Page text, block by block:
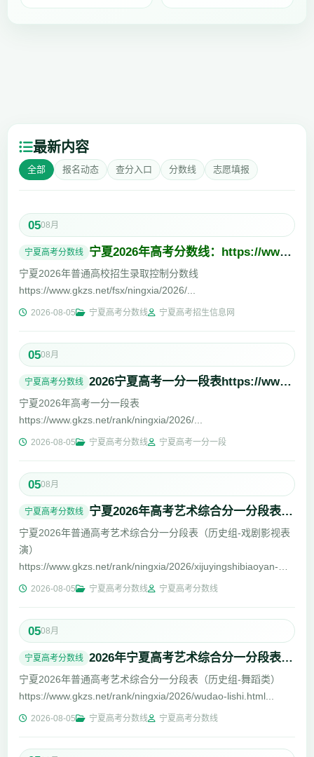
最新内容
全部 报名动态 查分入口 分数线 志愿填报
0508月
宁夏高考分数线 宁夏2026年高考分数线：https://www.gkzs.net/fsx/ningxia/2026/
宁夏2026年普通高校招生录取控制分数线
https://www.gkzs.net/fsx/ningxia/2026/...
2026-08-05 宁夏高考分数线 宁夏高考招生信息网
0508月
宁夏高考分数线 2026宁夏高考一分一段表https://www.gkzs.net/rank/ningxia/2026/
宁夏2026年高考一分一段表
https://www.gkzs.net/rank/ningxia/2026/...
2026-08-05 宁夏高考分数线 宁夏高考一分一段
0508月
宁夏高考分数线 宁夏2026年高考艺术综合分一分段表（历史组-戏剧影视表演）
宁夏2026年普通高考艺术综合分一分段表（历史组-戏剧影视表
演）
https://www.gkzs.net/rank/ningxia/2026/xijuyingshibiaoyan-
lishi.html...
2026-08-05 宁夏高考分数线 宁夏高考分数线
0508月
宁夏高考分数线 2026年宁夏高考艺术综合分一分段表（历史组-舞蹈类）www.gkzs.net/rank/ningx
宁夏2026年普通高考艺术综合分一分段表（历史组-舞蹈类）
https://www.gkzs.net/rank/ningxia/2026/wudao-lishi.html...
2026-08-05 宁夏高考分数线 宁夏高考分数线